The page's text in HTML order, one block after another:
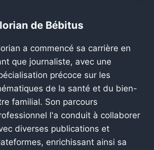
de Bébitus
a commencé sa carrière en
que journaliste, avec une
précoce sur les
de la santé et du bien-
familial. Son parcours
l'a conduit à collaborer
diverses publications et
enrichissant ainsi sa